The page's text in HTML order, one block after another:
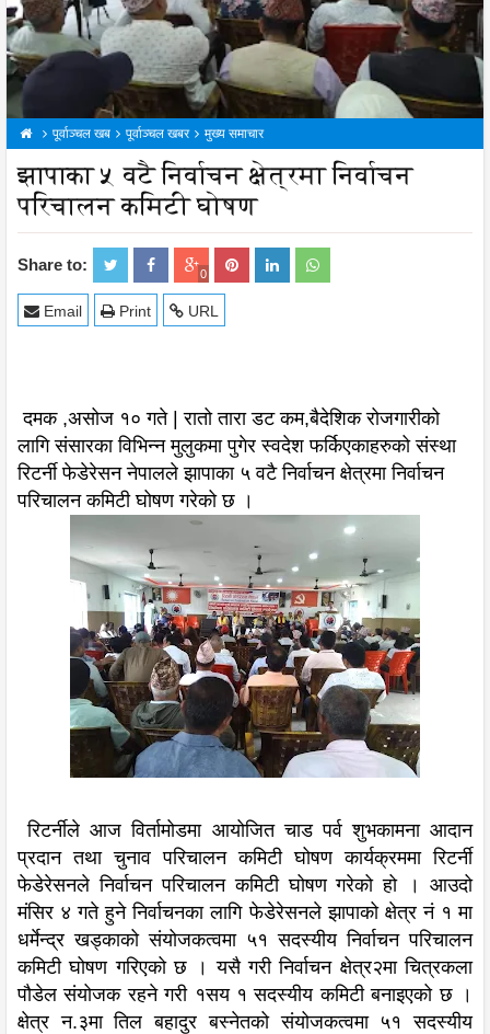
पूर्वाञ्चल खब पूर्वाञ्चल खबर मुख्य समाचार
झापाका ५ वटै निर्वाचन क्षेत्रमा निर्वाचन
परिचालन कमिटी घोषण
Share to: 0
URL
Print
Email
दमक ,असोज १० गते | रातो तारा डट कम,बैदेशिक रोजगारीको
लागि संसारका विभिन्न मुलुकमा पुगेर स्वदेश फर्किएकाहरुको संस्था
रिटर्नी फेडेरेसन नेपालले झापाका ५ वटै निर्वाचन क्षेत्रमा निर्वाचन
परिचालन कमिटी घोषण गरेको छ ।
रिटर्नीले आज विर्तामोडमा आयोजित चाड पर्व शुभकामना आदान
प्रदान तथा चुनाव परिचालन कमिटी घोषण कार्यक्रममा रिटर्नी
फेडेरेसनले निर्वाचन परिचालन कमिटी घोषण गरेको हो । आउदो
मंसिर ४ गते हुने निर्वाचनका लागि फेडेरेसनले झापाको क्षेत्र नं १ मा
धर्मेन्द्र खड्काको संयोजकत्वमा ५१ सदस्यीय निर्वाचन परिचालन
कमिटी घोषण गरिएको छ । यसै गरी निर्वाचन क्षेत्र२मा चित्रकला
पौडेल संयोजक रहने गरी १सय १ सदस्यीय कमिटी बनाइएको छ ।
क्षेत्र न.३मा तिल बहादुर बस्नेतको संयोजकत्वमा ५१ सदस्यीय